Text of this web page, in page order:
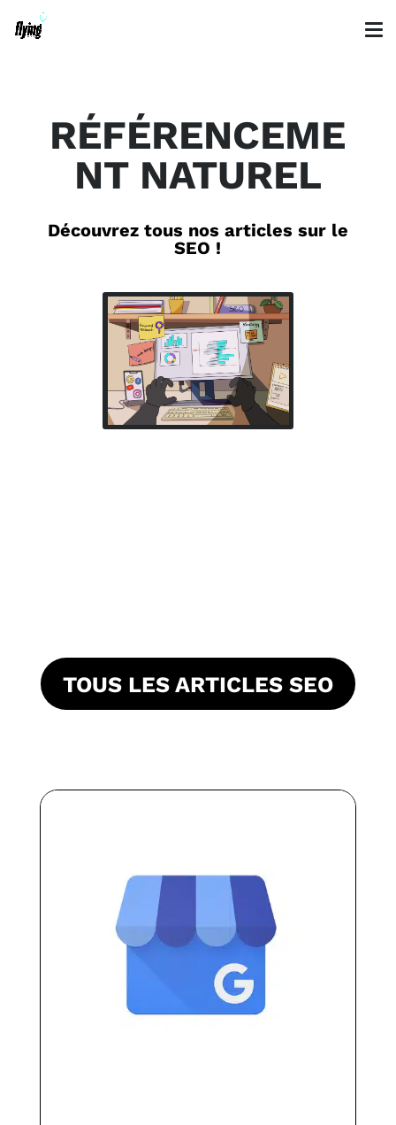
RÉFÉRENCEME
NT NATUREL
Découvrez tous nos articles sur le
SEO !
TOUS LES ARTICLES SEO